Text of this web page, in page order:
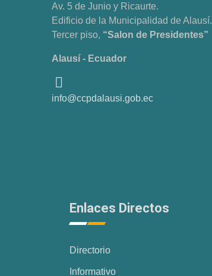
Av. 5 de Junio y Ricaurte.
Edificio de la Municipalidad de Alausí.
Tercer piso, “Salon de Presidentes”
Alausí - Ecuador
info@ccpdalausi.gob.ec
Enlaces Directos
Directorio
Informativo